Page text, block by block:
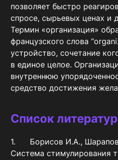
позволяет быстро
спросе, сырьевых ценах и
Термин «организация»
французского слова
устройство, сочетание
в единое целое.
внутреннюю
средство достижения
Список
1.	Борисов И.А., Шарапова В.М., Шарапова Н.В.
Система стимулирования